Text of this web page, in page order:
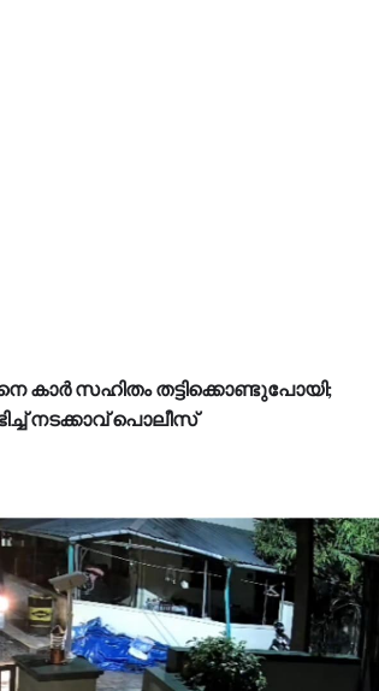
കാർ സഹിതം തട്ടിക്കൊണ്ടുപോയി;
നടക്കാവ് പൊലീസ്